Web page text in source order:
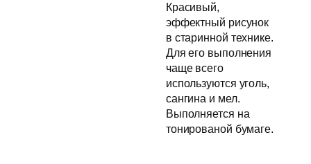
Красивый,
эффектный рисунок
в старинной технике.
Для его выполнения
чаще всего
используются уголь,
сангина и мел.
Выполняется на
тонированой бумаге.